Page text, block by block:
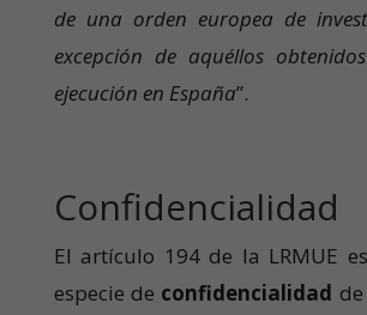
de una orden europea de
excepción de aquéllos
ejecución en España”.
Confidencialidad
El artículo 194 de la LRMUE
especie de confidencialidad